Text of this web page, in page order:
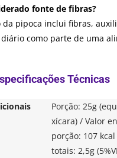
fonte de fibras?
da pipoca inclui fibras,
como parte de uma
Porção: 25g
xícara) / Valor
porção: 107
totais: 2,5g